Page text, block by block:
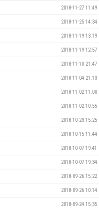
2018-11-27 11:49
2018-11-25 14:34
2018-11-19 13:19
2018-11-19 12:57
2018-11-10 21:47
2018-11-04 21:13
2018-11-02 11:00
2018-11-02 10:55
2018-10-23 15:25
2018-10-15 11:44
2018-10-07 19:41
2018-10-07 19:34
2018-09-26 15:22
2018-09-26 10:14
2018-09-24 15:35